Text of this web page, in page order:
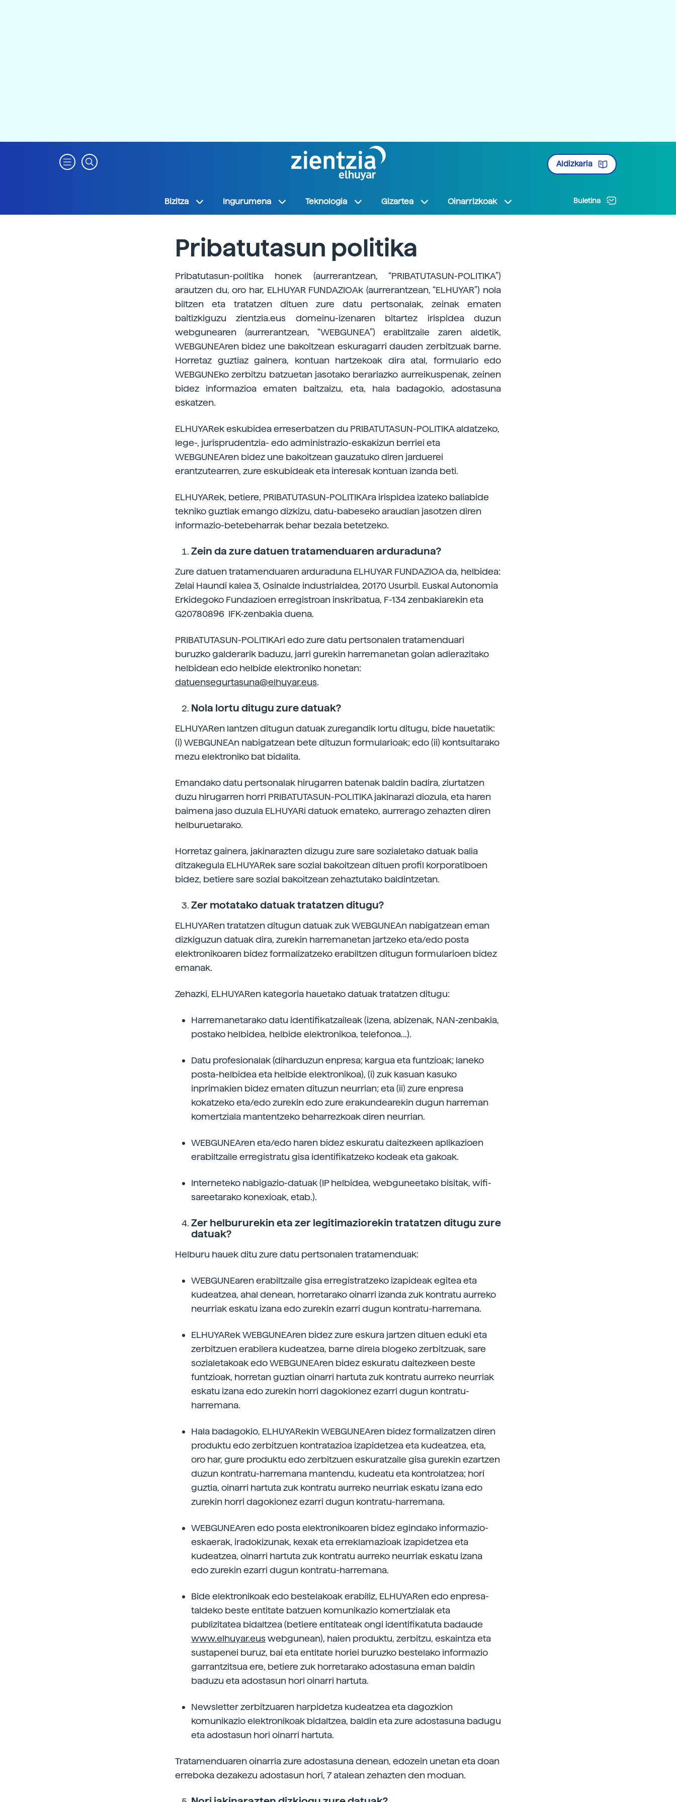
Aldizkaria
Bizitza Ingurumena Teknologia Gizartea Oinarrizkoak Buletina
Pribatutasun politika
Pribatutasun-politika honek (aurrerantzean, “PRIBATUTASUN-POLITIKA”)
arautzen du, oro har, ELHUYAR FUNDAZIOAk (aurrerantzean, “ELHUYAR”) nola
biltzen eta tratatzen dituen zure datu pertsonalak, zeinak ematen
baitizkiguzu zientzia.eus domeinu-izenaren bitartez irispidea duzun
webgunearen (aurrerantzean, “WEBGUNEA”) erabiltzaile zaren aldetik,
WEBGUNEAren bidez une bakoitzean eskuragarri dauden zerbitzuak barne.
Horretaz guztiaz gainera, kontuan hartzekoak dira atal, formulario edo
WEBGUNEko zerbitzu batzuetan jasotako berariazko aurreikuspenak, zeinen
bidez informazioa ematen baitzaizu, eta, hala badagokio, adostasuna
eskatzen.
ELHUYARek eskubidea erreserbatzen du PRIBATUTASUN-POLITIKA aldatzeko,
lege-, jurisprudentzia- edo administrazio-eskakizun berriei eta
WEBGUNEAren bidez une bakoitzean gauzatuko diren jarduerei
erantzutearren, zure eskubideak eta interesak kontuan izanda beti.
ELHUYARek, betiere, PRIBATUTASUN-POLITIKAra irispidea izateko baliabide
tekniko guztiak emango dizkizu, datu-babeseko araudian jasotzen diren
informazio-betebeharrak behar bezala betetzeko.
Zein da zure datuen tratamenduaren arduraduna?
Zure datuen tratamenduaren arduraduna ELHUYAR FUNDAZIOA da, helbidea:
Zelai Haundi kalea 3, Osinalde industrialdea, 20170 Usurbil. Euskal Autonomia
Erkidegoko Fundazioen erregistroan inskribatua, F-134 zenbakiarekin eta
G20780896 IFK-zenbakia duena.
PRIBATUTASUN-POLITIKAri edo zure datu pertsonalen tratamenduari
buruzko galderarik baduzu, jarri gurekin harremanetan goian adierazitako
helbidean edo helbide elektroniko honetan:
datuensegurtasuna@elhuyar.eus.
Nola lortu ditugu zure datuak?
ELHUYARen lantzen ditugun datuak zuregandik lortu ditugu, bide hauetatik:
(i) WEBGUNEAn nabigatzean bete dituzun formularioak; edo (ii) kontsultarako
mezu elektroniko bat bidalita.
Emandako datu pertsonalak hirugarren batenak baldin badira, ziurtatzen
duzu hirugarren horri PRIBATUTASUN-POLITIKA jakinarazi diozula, eta haren
baimena jaso duzula ELHUYARi datuok emateko, aurrerago zehazten diren
helburuetarako.
Horretaz gainera, jakinarazten dizugu zure sare sozialetako datuak balia
ditzakegula ELHUYARek sare sozial bakoitzean dituen profil korporatiboen
bidez, betiere sare sozial bakoitzean zehaztutako baldintzetan.
Zer motatako datuak tratatzen ditugu?
ELHUYARen tratatzen ditugun datuak zuk WEBGUNEAn nabigatzean eman
dizkiguzun datuak dira, zurekin harremanetan jartzeko eta/edo posta
elektronikoaren bidez formalizatzeko erabiltzen ditugun formularioen bidez
emanak.
Zehazki, ELHUYARen kategoria hauetako datuak tratatzen ditugu:
Harremanetarako datu identifikatzaileak (izena, abizenak, NAN-zenbakia,
postako helbidea, helbide elektronikoa, telefonoa...).
Datu profesionalak (diharduzun enpresa; kargua eta funtzioak; laneko
posta-helbidea eta helbide elektronikoa), (i) zuk kasuan kasuko
inprimakien bidez ematen dituzun neurrian; eta (ii) zure enpresa
kokatzeko eta/edo zurekin edo zure erakundearekin dugun harreman
komertziala mantentzeko beharrezkoak diren neurrian.
WEBGUNEAren eta/edo haren bidez eskuratu daitezkeen aplikazioen
erabiltzaile erregistratu gisa identifikatzeko kodeak eta gakoak.
Interneteko nabigazio-datuak (IP helbidea, webguneetako bisitak, wifi-
sareetarako konexioak, etab.).
Zer helbururekin eta zer legitimaziorekin tratatzen ditugu zure
datuak?
Helburu hauek ditu zure datu pertsonalen tratamenduak:
WEBGUNEaren erabiltzaile gisa erregistratzeko izapideak egitea eta
kudeatzea, ahal denean, horretarako oinarri izanda zuk kontratu aurreko
neurriak eskatu izana edo zurekin ezarri dugun kontratu-harremana.
ELHUYARek WEBGUNEAren bidez zure eskura jartzen dituen eduki eta
zerbitzuen erabilera kudeatzea, barne direla blogeko zerbitzuak, sare
sozialetakoak edo WEBGUNEAren bidez eskuratu daitezkeen beste
funtzioak, horretan guztian oinarri hartuta zuk kontratu aurreko neurriak
eskatu izana edo zurekin horri dagokionez ezarri dugun kontratu-
harremana.
Hala badagokio, ELHUYARekin WEBGUNEAren bidez formalizatzen diren
produktu edo zerbitzuen kontratazioa izapidetzea eta kudeatzea, eta,
oro har, gure produktu edo zerbitzuen eskuratzaile gisa gurekin ezartzen
duzun kontratu-harremana mantendu, kudeatu eta kontrolatzea; hori
guztia, oinarri hartuta zuk kontratu aurreko neurriak eskatu izana edo
zurekin horri dagokionez ezarri dugun kontratu-harremana.
WEBGUNEAren edo posta elektronikoaren bidez egindako informazio-
eskaerak, iradokizunak, kexak eta erreklamazioak izapidetzea eta
kudeatzea, oinarri hartuta zuk kontratu aurreko neurriak eskatu izana
edo zurekin ezarri dugun kontratu-harremana.
Bide elektronikoak edo bestelakoak erabiliz, ELHUYARen edo enpresa-
taldeko beste entitate batzuen komunikazio komertzialak eta
publizitatea bidaltzea (betiere entitateak ongi identifikatuta badaude
www.elhuyar.euswebgunean), haien produktu, zerbitzu, eskaintza eta
sustapenei buruz, bai eta entitate horiei buruzko bestelako informazio
garrantzitsua ere, betiere zuk horretarako adostasuna eman baldin
baduzu eta adostasun hori oinarri hartuta.
Newsletter zerbitzuaren harpidetza kudeatzea eta dagozkion
komunikazio elektronikoak bidaltzea, baldin eta zure adostasuna badugu
eta adostasun hori oinarri hartuta.
Tratamenduaren oinarria zure adostasuna denean, edozein unetan eta doan
erreboka dezakezu adostasun hori, 7 atalean zehazten den moduan.